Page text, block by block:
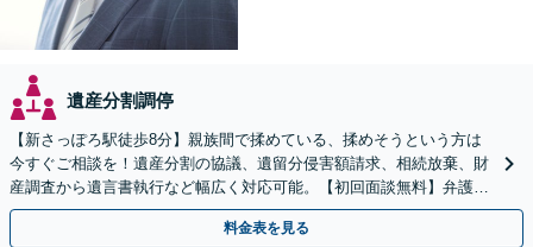
遺産分割調停
【新さっぽろ駅徒歩8分】親族間で揉めている、揉めそうという方は
今すぐご相談を！遺産分割の協議、遺留分侵害額請求、相続放棄、財
産調査から遺言書執行など幅広く対応可能。【初回面談無料】弁護士
が窓口になりストレス軽減！
料金表を見る